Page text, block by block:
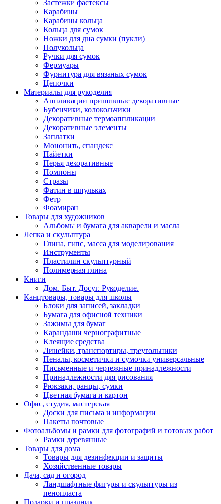
Застежки фастексы
Карабины
Карабины кольца
Кольца для сумок
Ножки для дна сумки (пукли)
Полукольца
Ручки для сумок
Фермуары
Фурнитура для вязаных сумок
Цепочки
Материалы для рукоделия
Аппликации пришивные декоративные
Бубенчики, колокольчики
Декоративные термоаппликации
Декоративные элементы
Заплатки
Мононить, спандекс
Пайетки
Перья декоративные
Помпоны
Стразы
Фатин в шпульках
Фетр
Фоамиран
Товары для художников
Альбомы и бумага для акварели и масла
Лепка и скульптура
Глина, гипс, масса для моделирования
Инструменты
Пластилин скульптурный
Полимерная глина
Книги
Дом. Быт. Досуг. Рукоделие.
Канцтовары, товары для школы
Блоки для записей, закладки
Бумага для офисной техники
Зажимы для бумаг
Карандаши чернографитные
Клеящие средства
Линейки, транспортиры, треугольники
Пеналы, косметички и сумочки универсальные
Письменные и чертежные принадлежности
Принадлежности для рисования
Рюкзаки, ранцы, сумки
Цветная бумага и картон
Офис, студия, мастерская
Доски для письма и информации
Пакеты почтовые
Фотоальбомы и рамки для фотографий и готовых работ
Рамки деревянные
Товары для дома
Товары для дезинфекции и защиты
Хозяйственные товары
Дача, сад и огород
Ландшафтные фигуры и скульптуры из
пенопласта
Подарки и праздник